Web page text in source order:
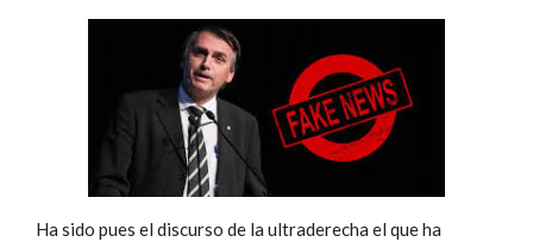
Ha sido pues el discurso de la ultraderecha el que ha